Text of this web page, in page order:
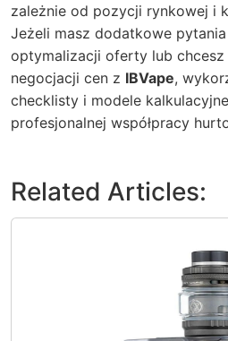
zależnie od pozycji rynkowej i
Jeżeli masz dodatkowe
optymalizacji oferty lub
negocjacji cen z IBVape,
checklisty i modele
profesjonalnej współpracy
Related Articles: